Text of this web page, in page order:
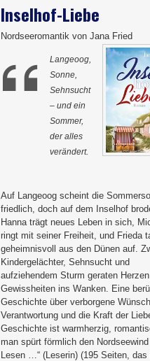
Inselhof-Liebe
Nordseeromantik von Jana Fried
Langeoog,
Sonne,
Sehnsucht
– und ein
Sommer,
der alles
verändert.
Auf Langeoog scheint die
friedlich, doch auf dem Inselhof
Hanna trägt neues Leben in sich,
ringt mit seiner Freiheit, und Frieda
geheimnisvoll aus den Dünen auf.
Kindergelächter, Sehnsucht und
aufziehendem Sturm geraten
Gewissheiten ins Wanken. Eine
Geschichte über verborgene
Verantwortung und die Kraft der
Geschichte ist warmherzig,
man spürt förmlich den
Lesen …“ (Leserin) (195 Seiten,